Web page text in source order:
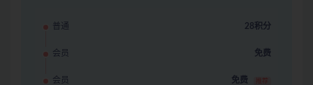
普通 28积分
会员 免费
会员 免费 推荐